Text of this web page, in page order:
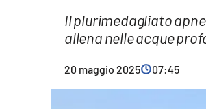
Il plurimedagliato
allena nelle acque
20 maggio 2025 07:45